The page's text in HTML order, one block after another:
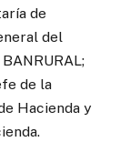
de
del
de la
Hacienda y